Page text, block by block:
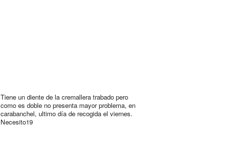
Tiene un diente de la cremallera trabado pero
como es doble no presenta mayor problema, en
carabanchel, ultimo día de recogida el viernes.
Necesito19